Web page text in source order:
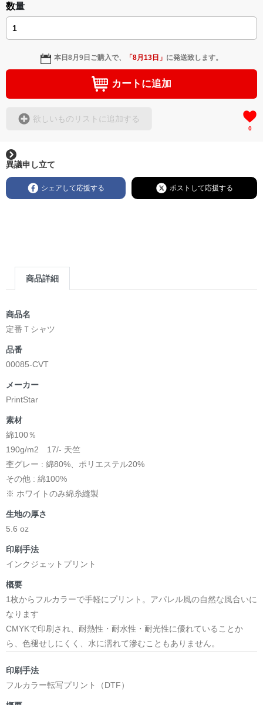
数量
本日8月9日 ご購入で、 「8月13日 」 に発送致します。
カートに追加
欲しいものリストに追加する
0
異議申し立て
シェアして応援する ポストして応援する
商品詳細
商品名
定番Ｔシャツ
品番
00085-CVT
メーカー
PrintStar
素材
綿100％
190g/m2 17/- 天竺
杢グレー : 綿80%、ポリエステル20%
その他 : 綿100%
※ ホワイトのみ綿糸縫製
生地の厚さ
5.6 oz
印刷手法
インクジェットプリント
概要
1枚からフルカラーで手軽にプリント。アパレル風の自然な風合いに
なります
CMYKで印刷され、耐熱性・耐水性・耐光性に優れていることか
ら、色褪せしにくく、水に濡れて滲むこともありません。
印刷手法
フルカラー転写プリント（DTF）